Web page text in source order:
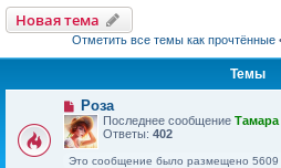
Новая тема
Отметить все темы как прочтённые
Темы
Роза
Последнее сообщение Тамара
Ответы: 402
Это сообщение было размещено 5609